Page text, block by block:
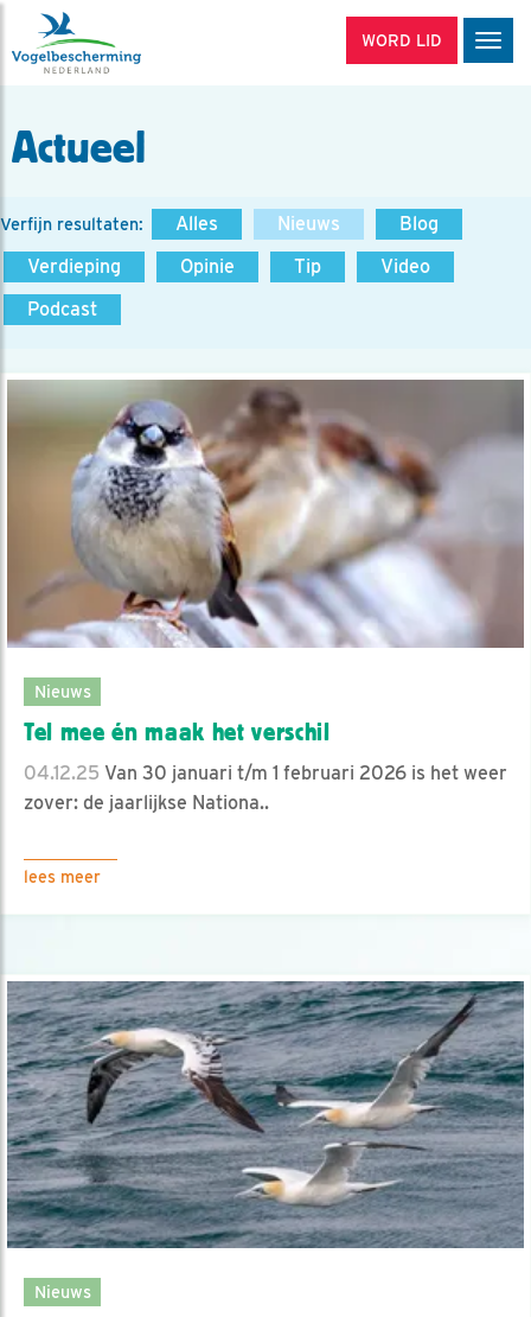
WORD LID
Actueel
Verfijn resultaten: Alles Nieuws
Blog
Verdieping
Opinie Tip
Video
Podcast
Nieuws
Tel mee én maak het verschil
04.12.25 Van 30 januari t/m 1 februari 2026 is het weer
zover: de jaarlijkse Nationa..
lees meer
Nieuws